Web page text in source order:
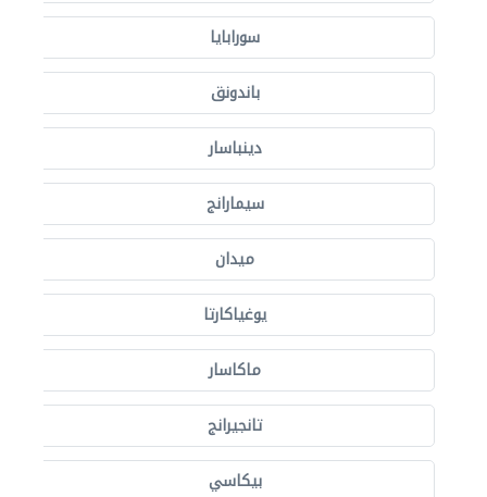
سورابايا
باندونق
دينباسار
سيمارانج
ميدان
يوغياكارتا
ماكاسار
تانجيرانج
بيكاسي